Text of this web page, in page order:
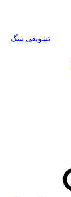
تشویقی سگ